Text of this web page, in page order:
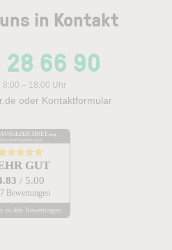
in Kontakt
66 90
8:00 – 18:00 Uhr
oder Kontaktformular
AUSGEZEICHNET .org
Kundenbewertungen
GUT
/ 5.00
Bewertungen
zu den Bewertungen